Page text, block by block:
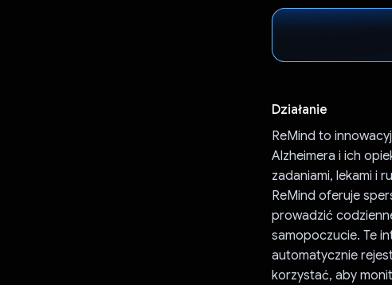
Działanie
ReMind to
Alzheimera i ich
zadaniami, lekami i
ReMind oferuje
prowadzić
samopoczucie. Te
automatycznie
korzystać, aby